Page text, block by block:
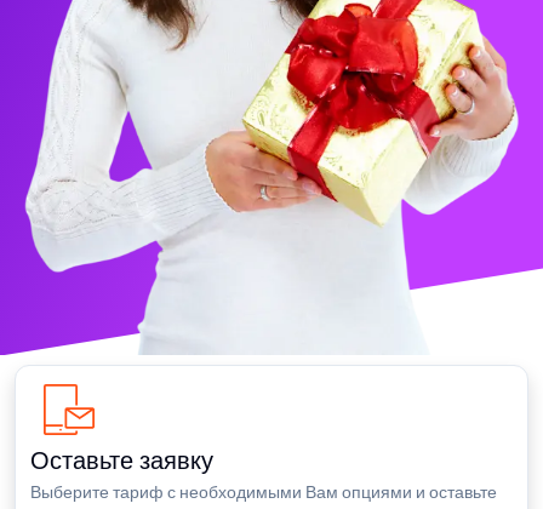
Оставьте заявку
Выберите тариф с необходимыми Вам опциями и оставьте